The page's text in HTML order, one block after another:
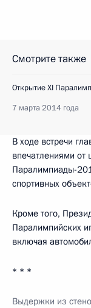
Смотрите также
Открытие XI
7 марта 2014 года
В ходе встречи
впечатлениями от
Паралимпиады-
спортивных
Кроме того,
Паралимпийских
включая
* * *
Выдержки из